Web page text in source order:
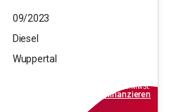
09/2023
Diesel
Wuppertal
inkl.MwSt.
finanzieren